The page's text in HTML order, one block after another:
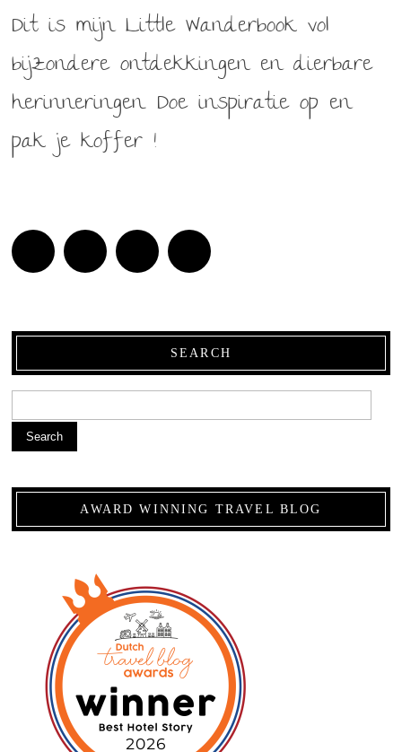
Dit is mijn Little Wanderbook vol
bijzondere ontdekkingen en dierbare
herinneringen. Doe inspiratie op en
pak je koffer !
SEARCH
Search
AWARD WINNING TRAVEL BLOG